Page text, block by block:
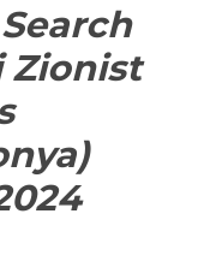
Zionist